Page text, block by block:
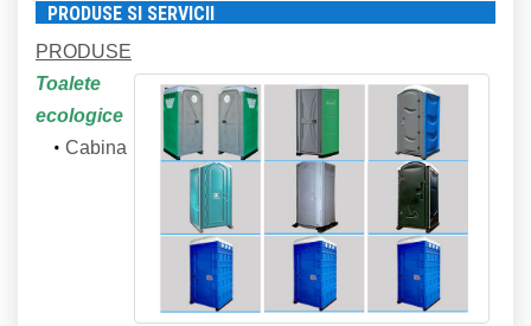
PRODUSE SI SERVICII
PRODUSE
Toalete
ecologice
Cabina